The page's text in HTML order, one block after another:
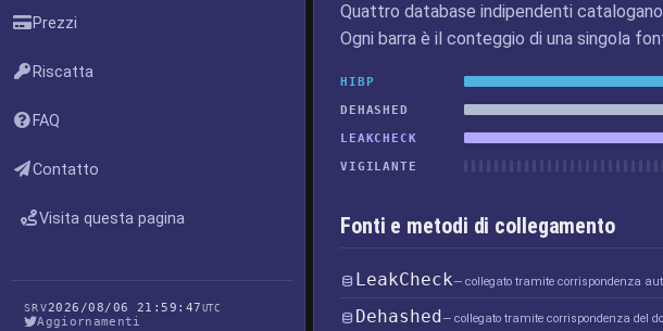
Prezzi
Riscatta
FAQ
Contatto
Visita questa pagina
SRV2026/08/06 21:59:47UTC
Aggiornamenti
Quattro database indipendenti
Ogni barra è il conteggio di una singola
HIBP
DEHASHED
LEAKCHECK
VIGILANTE
Fonti e metodi di collegamento
LeakCheck— collegato tramite corrispondenza
Dehashed— collegato tramite corrispondenza del